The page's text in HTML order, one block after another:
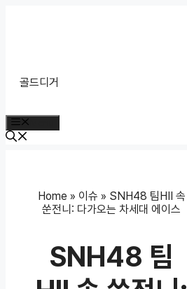
골드디거
Home » 이슈 » SNH48 팀HII 속
쑨전니: 다가오는 차세대 에이스
SNH48 팀